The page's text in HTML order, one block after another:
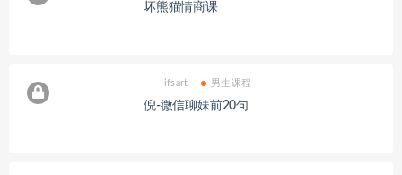
坏熊猫情商课
ifsart 男生课程
倪-微信聊妹前20句